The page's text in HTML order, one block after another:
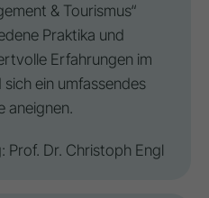
& Tourismus“
Praktika und
Erfahrungen im
ein umfassendes
aneignen.
Dr. Christoph Engl